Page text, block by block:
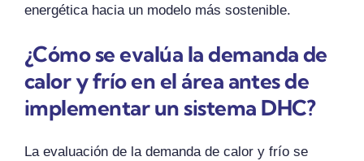
energética hacia un modelo más sostenible.
¿Cómo se evalúa la demanda de
calor y frío en el área antes de
implementar un sistema DHC?
La evaluación de la demanda de calor y frío se